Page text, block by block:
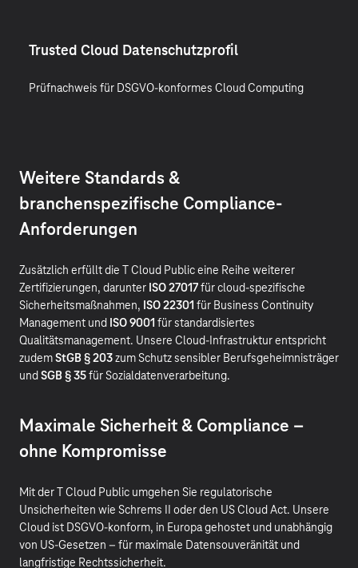
Trusted Cloud Datenschutzprofil
Prüfnachweis für DSGVO-konformes Cloud Computing
Weitere Standards &
branchenspezifische Compliance-
Anforderungen
Zusätzlich erfüllt die T Cloud Public eine Reihe weiterer
Zertifizierungen, darunter ISO 27017für cloud-spezifische
Sicherheitsmaßnahmen, ISO 22301 für Business Continuity
Management und ISO 9001 für standardisiertes
Qualitätsmanagement. Unsere Cloud-Infrastruktur entspricht
zudemStGB § 203zum Schutz sensibler Berufsgeheimnisträger
undSGB § 35für Sozialdatenverarbeitung.
Maximale Sicherheit & Compliance –
ohne Kompromisse
Mit der T Cloud Public umgehen Sie regulatorische
Unsicherheiten wie Schrems II oder den US Cloud Act. Unsere
Cloud ist DSGVO-konform, in Europa gehostet und unabhängig
von US-Gesetzen – für maximale Datensouveränität und
langfristige Rechtssicherheit.